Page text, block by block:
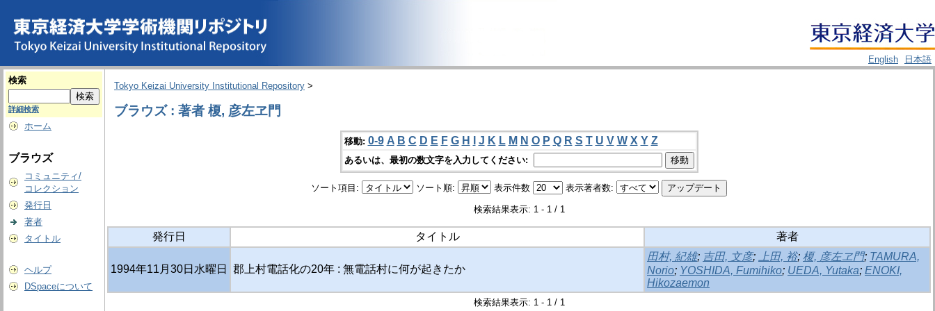
English
日本語
検索
詳細検索
ホーム
ブラウズ
コミュニティ/
コレクション
発行日
著者
タイトル
ヘルプ
DSpaceについて
Tokyo Keizai University Institutional Repository >
ブラウズ : 著者 榎, 彦左ヱ門
移動: 0-9 A B C D E F G H J K L M N O P Q R S T U V W X Y Z
あるいは、最初の数文字を入力してください:
ソート項目: ソート順: 表示件数 表示著者数:
検索結果表示: 1 - 1 / 1
発行日 タイトル 著者
1994年11月30日水曜日 郡上村電話化の20年 : 無電話村に何が起きたか
田村, 紀雄; 吉田, 文彦; 上田, 裕; 榎, 彦左ヱ門; TAMURA,
Norio; YOSHIDA, Fumihiko; UEDA, Yutaka; ENOKI,
Hikozaemon
検索結果表示: 1 - 1 / 1